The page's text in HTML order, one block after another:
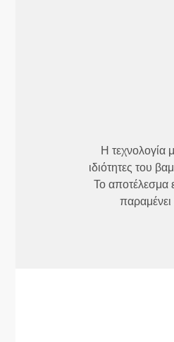
Η τεχνολογία
ιδιότητες του
Το αποτέλεσμα